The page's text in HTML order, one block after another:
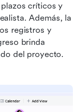
críticos y
Además, la
registros y
brinda
del proyecto.